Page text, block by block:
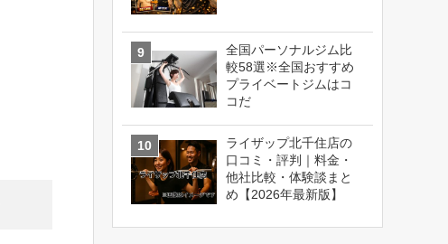
全国パーソナルジム比
較58選※全国おすすめ
プライベートジムはコ
コだ
ライザップ北千住店の
口コミ・評判｜料金・
他社比較・体験談まと
め【2026年最新版】